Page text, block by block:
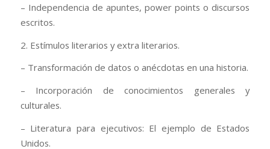
– Independencia de apuntes, power points o discursos
escritos.
2. Estímulos literarios y extra literarios.
– Transformación de datos o anécdotas en una historia.
– Incorporación de conocimientos generales y
culturales.
– Literatura para ejecutivos: El ejemplo de Estados
Unidos.